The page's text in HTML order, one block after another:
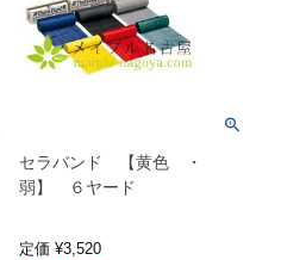
セラバンド 【黄色 ・
弱】 ６ヤード
定価 ¥3,520